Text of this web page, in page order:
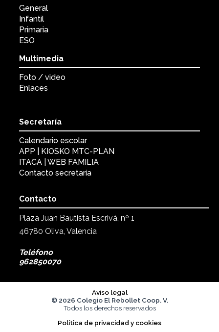
General
Infantil
Primaria
ESO
Multimedia
Foto / video
Enlaces
Secretaría
Calendario escolar
APP | KIOSKO MTC-PLAN
ITACA | WEB FAMILIA
Contacto secretaría
Contacto
Plaza Juan Bautista Escrivá, nº 1
46780 Oliva, Valencia
Teléfono
962850070
Aviso legal
© 2026 Colegio El Rebollet Coop. V.
Todos los derechos reservados
Política de privacidad y cookies